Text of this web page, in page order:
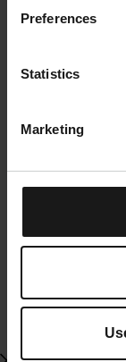
Preferences
Statistics
Marketing
personnelles
confidentialité
stocker et à